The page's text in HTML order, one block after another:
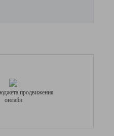
продвижения
онлайн